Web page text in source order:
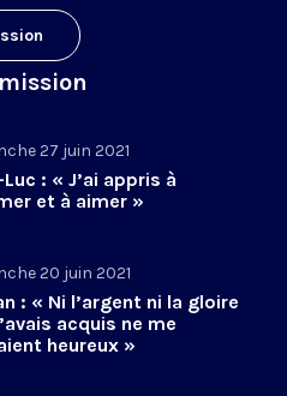
27 juin 2021
: « J’ai appris à
et à aimer »
20 juin 2021
: « Ni l’argent ni la gloire
acquis ne me
heureux »